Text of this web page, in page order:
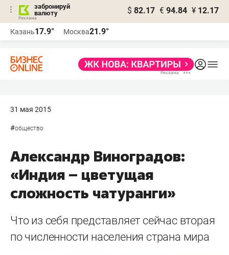
забронируй
валюту
$ 82.17 € 94.84 ¥ 12.17
Казань17.9° Москва21.9°
31 мая 2015
#общество
Александр Виноградов:
«Индия – цветущая
сложность чатуранги»
Что из себя представляет сейчас вторая
по численности населения страна мира